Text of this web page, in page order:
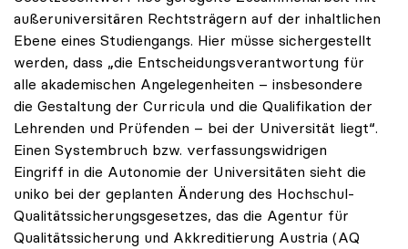
außeruniversitären Rechtsträgern auf der inhaltlichen
Ebene eines Studiengangs. Hier müsse sichergestellt
werden, dass „die Entscheidungsverantwortung für
alle akademischen Angelegenheiten – insbesondere
die Gestaltung der Curricula und die Qualifikation der
Lehrenden und Prüfenden – bei der Universität liegt“.
Einen Systembruch bzw. verfassungswidrigen
Eingriff in die Autonomie der Universitäten sieht die
uniko bei der geplanten Änderung des Hochschul-
Qualitätssicherungsgesetzes, das die Agentur für
Qualitätssicherung und Akkreditierung Austria (AQ